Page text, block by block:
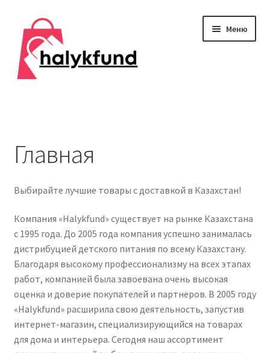
Перейти
навигации
Перейти
содержимому
Меню
О нас
Контакты
Дом и сад
меню
Одежда
Главная
Выбирайте лучшие товары с доставкой в Казахстан!
Компания «Halykfund» существует на рынке Казахстана
с 1995 года. До 2005 года компания успешно занималась
дистрибуцией детского питания по всему Казахстану.
Благодаря высокому профессионализму на всех этапах
работ, компанией была завоевана очень высокая
оценка и доверие покупателей и партнеров. В 2005 году
«Halykfund» расширила свою деятельность, запустив
интернет-магазин, специализирующийся на товарах
для дома и интерьера. Сегодня наш ассортимент